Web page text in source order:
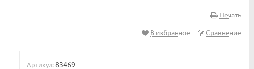
Печать
В избранное Сравнение
Артикул: 83469